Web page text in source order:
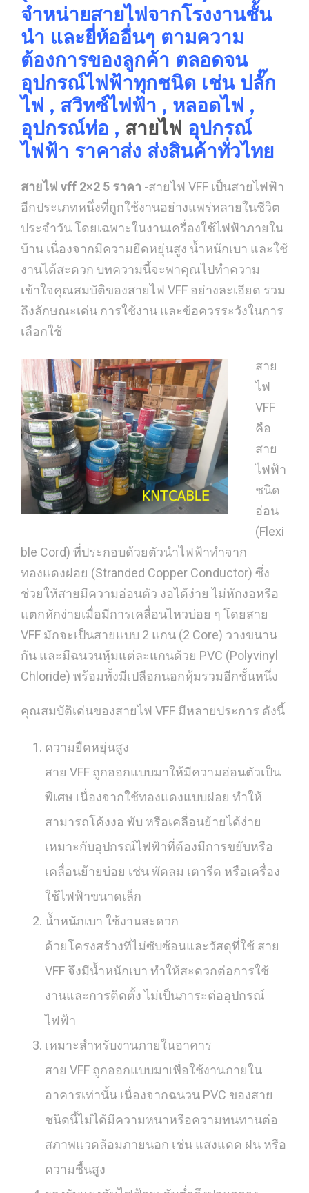
จำหน่ายสายไฟจากโรงงานชั้น
นำ และยี่ห้ออื่นๆ ตามความ
ต้องการของลูกค้า ตลอดจน
อุปกรณ์ไฟฟ้าทุกชนิด เช่น ปลั๊ก
ไฟ , สวิทซ์ไฟฟ้า , หลอดไฟ ,
อุปกรณ์ท่อ , สายไฟ อุปกรณ์
ไฟฟ้า ราคาส่ง ส่งสินค้าทั่วไทย
สายไฟ vff 2×2 5 ราคา -สายไฟ VFF เป็นสายไฟฟ้า
อีกประเภทหนึ่งที่ถูกใช้งานอย่างแพร่หลายในชีวิต
ประจำวัน โดยเฉพาะในงานเครื่องใช้ไฟฟ้าภายใน
บ้าน เนื่องจากมีความยืดหยุ่นสูง น้ำหนักเบา และใช้
งานได้สะดวก บทความนี้จะพาคุณไปทำความ
เข้าใจคุณสมบัติของสายไฟ VFF อย่างละเอียด รวม
ถึงลักษณะเด่น การใช้งาน และข้อควรระวังในการ
เลือกใช้
สาย
ไฟ
VFF
คือ
สาย
ไฟฟ้า
ชนิด
อ่อน
(Flexi
ble Cord) ที่ประกอบด้วยตัวนำไฟฟ้าทำจาก
ทองแดงฝอย (Stranded Copper Conductor) ซึ่ง
ช่วยให้สายมีความอ่อนตัว งอได้ง่าย ไม่หักงอหรือ
แตกหักง่ายเมื่อมีการเคลื่อนไหวบ่อย ๆ โดยสาย
VFF มักจะเป็นสายแบบ 2 แกน (2 Core) วางขนาน
กัน และมีฉนวนหุ้มแต่ละแกนด้วย PVC (Polyvinyl
Chloride) พร้อมทั้งมีเปลือกนอกหุ้มรวมอีกชั้นหนึ่ง
คุณสมบัติเด่นของสายไฟ VFF มีหลายประการ ดังนี้
ความยืดหยุ่นสูง
สาย VFF ถูกออกแบบมาให้มีความอ่อนตัวเป็น
พิเศษ เนื่องจากใช้ทองแดงแบบฝอย ทำให้
สามารถโค้งงอ พับ หรือเคลื่อนย้ายได้ง่าย
เหมาะกับอุปกรณ์ไฟฟ้าที่ต้องมีการขยับหรือ
เคลื่อนย้ายบ่อย เช่น พัดลม เตารีด หรือเครื่อง
ใช้ไฟฟ้าขนาดเล็ก
น้ำหนักเบา ใช้งานสะดวก
ด้วยโครงสร้างที่ไม่ซับซ้อนและวัสดุที่ใช้ สาย
VFF จึงมีน้ำหนักเบา ทำให้สะดวกต่อการใช้
งานและการติดตั้ง ไม่เป็นภาระต่ออุปกรณ์
ไฟฟ้า
เหมาะสำหรับงานภายในอาคาร
สาย VFF ถูกออกแบบมาเพื่อใช้งานภายใน
อาคารเท่านั้น เนื่องจากฉนวน PVC ของสาย
ชนิดนี้ไม่ได้มีความหนาหรือความทนทานต่อ
สภาพแวดล้อมภายนอก เช่น แสงแดด ฝน หรือ
ความชื้นสูง